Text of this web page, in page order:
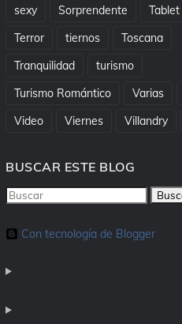
sexy
Sorprendente
Tablet
Terror
tiernos
Toscana
Tranquilidad
turismo
Turismo Romántico
Varias
Video
Viernes Villandry
BUSCAR ESTE BLOG
Con tecnología de Blogger